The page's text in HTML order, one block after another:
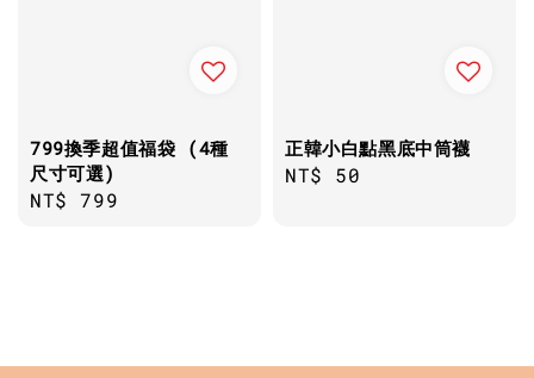
799換季超值福袋 (4種
尺寸可選)
Regular
NT$ 799
正韓小白點黑底中筒襪
Regular
NT$ 50